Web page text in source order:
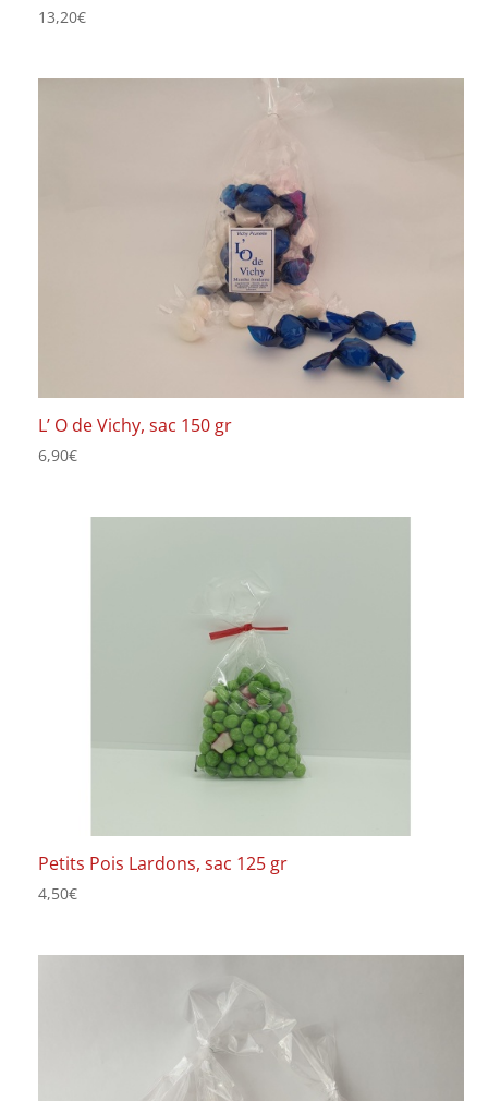
13,20€
L’ O de Vichy, sac 150 gr
6,90€
Petits Pois Lardons, sac 125 gr
4,50€